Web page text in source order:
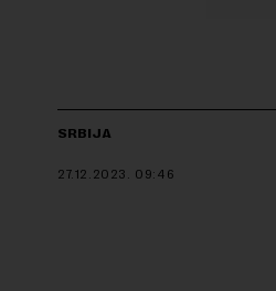
SRBIJA
27.12.2023. 09:46